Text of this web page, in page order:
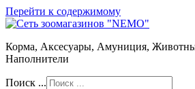
Перейти к содержимому
Корма, Аксесуары, Амуниция,
Наполнители
Поиск ...